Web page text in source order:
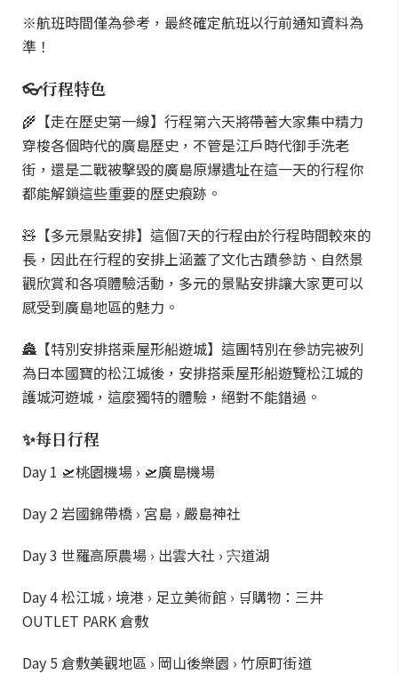
※航班時間僅為參考，最終確定航班以行前通知資料為
準！
👓行程特色
🌾【走在歷史第一線】行程第六天將帶著大家集中精力
穿梭各個時代的廣島歷史，不管是江戶時代御手洗老
街，還是二戰被擊毀的廣島原爆遺址在這一天的行程你
都能解鎖這些重要的歷史痕跡。
🧸【多元景點安排】這個7天的行程由於行程時間較來的
長，因此在行程的安排上涵蓋了文化古蹟參訪、自然景
觀欣賞和各項體驗活動，多元的景點安排讓大家更可以
感受到廣島地區的魅力。
🏯【特別安排搭乘屋形船遊城】這團特別在參訪完被列
為日本國寶的松江城後，安排搭乘屋形船遊覽松江城的
護城河遊城，這麼獨特的體驗，絕對不能錯過。
✨每日行程
Day 1 🛫桃園機場 › 🛫廣島機場
Day 2 岩國錦帶橋 › 宮島 › 嚴島神社
Day 3 世羅高原農場 › 出雲大社 › 宍道湖
Day 4 松江城 › 境港 › 足立美術館 › 🛒購物：三井
OUTLET PARK 倉敷
Day 5 倉敷美觀地區 › 岡山後樂園 › 竹原町街道